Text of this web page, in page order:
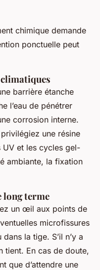
chimique demande
ponctuelle peut
barrière étanche
l’eau de pénétrer
corrosion interne.
une résine
et les cycles gel-
ambiante, la fixation
long terme
un œil aux points de
microfissures
la tige. S’il n’y a
tient. En cas de doute,
que d’attendre une